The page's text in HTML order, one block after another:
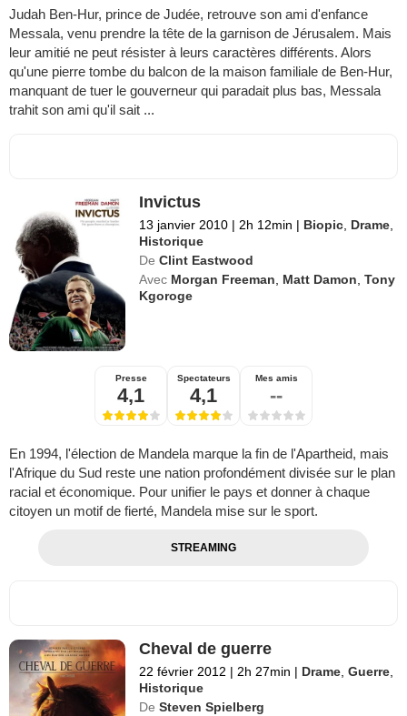
Judah Ben-Hur, prince de Judée, retrouve son ami d'enfance
Messala, venu prendre la tête de la garnison de Jérusalem. Mais
leur amitié ne peut résister à leurs caractères différents. Alors
qu'une pierre tombe du balcon de la maison familiale de Ben-Hur,
manquant de tuer le gouverneur qui paradait plus bas, Messala
trahit son ami qu'il sait ...
Invictus
13 janvier 2010 | 2h 12min | Biopic Drame
Historique
De Clint Eastwood
Avec Morgan Freeman Matt Damon ,Tony
Kgoroge
Presse
4,1
Spectateurs
4,1
Mes amis
--
En 1994, l'élection de Mandela marque la fin de l'Apartheid, mais
l'Afrique du Sud reste une nation profondément divisée sur le plan
racial et économique. Pour unifier le pays et donner à chaque
citoyen un motif de fierté, Mandela mise sur le sport.
STREAMING
Cheval de guerre
22 février 2012 | 2h 27min | Drame ,Guerre
Historique
De Steven Spielberg